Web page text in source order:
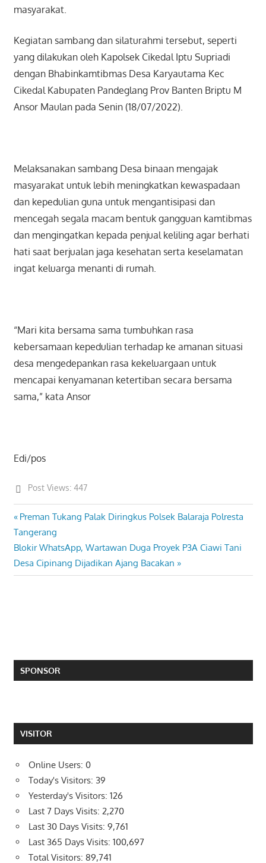
masyarakat.
Kegiatan sambang dan silaturahmi tersebut, seperti
yang dilakukan oleh Kapolsek Cikedal Iptu Supriadi
dengan Bhabinkamtibmas Desa Karyautama Kec
Cikedal Kabupaten Pandeglang Prov Banten Briptu M
Ansor Maulan pada Senin (18/07/2022).
Melaksanakan sambang Desa binaan mengajak
masyarakat untuk lebih meningkatkan kewaspadaan
dan kepedulian guna untuk mengantisipasi dan
mencegah segala macam bentuk gangguan kamtibmas
dan mengingatkan kepada penjual keliling agar berhati
hati saat berjualan jaga kesehatan serta keselamatan
ingat keluarga menanti di rumah.
“Mari kita bersama sama tumbuhkan rasa
kebersamaan kepedulian terhadap ke amanan situasi
desa mengedepankan rasa kekeluargaan untuk
mencapai kenyamanan ketertiban secara bersama
sama,” kata Ansor
Edi/pos
Post Views: 447
Post
navigation
Previous
Post:
Preman Tukang Palak Diringkus Polsek Balaraja Polresta
Tangerang
Next
Post:
Blokir WhatsApp, Wartawan Duga Proyek P3A Ciawi Tani
Desa Cipinang Dijadikan Ajang Bacakan
SPONSOR
VISITOR
Online Users: 0
Today's Visitors: 39
Yesterday's Visitors: 126
Last 7 Days Visits: 2,270
Last 30 Days Visits: 9,761
Last 365 Days Visits: 100,697
Total Visitors: 89,741